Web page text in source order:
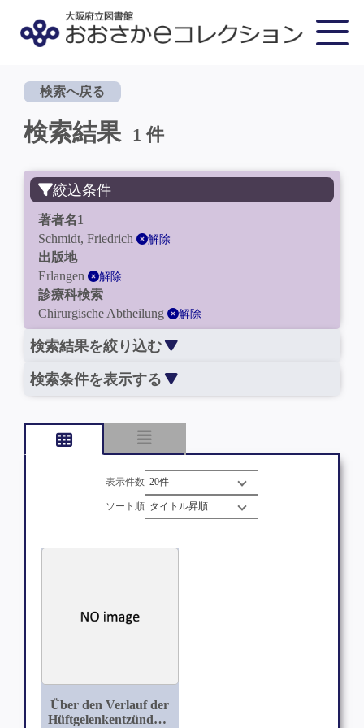
検索へ戻る
検索結果 1 件
絞込条件
著者名1
Schmidt, Friedrich
解除
出版地
Erlangen
解除
診療科検索
Chirurgische Abtheilung
解除
検索結果を絞り込む
検索条件を表示する
表示件数
ソート順
Über den Verlauf der
Hüftgelenkentzündung